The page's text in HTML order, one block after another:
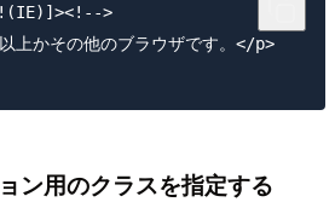
>
上かその他のブラウザです。</p>
ン用のクラスを指定する